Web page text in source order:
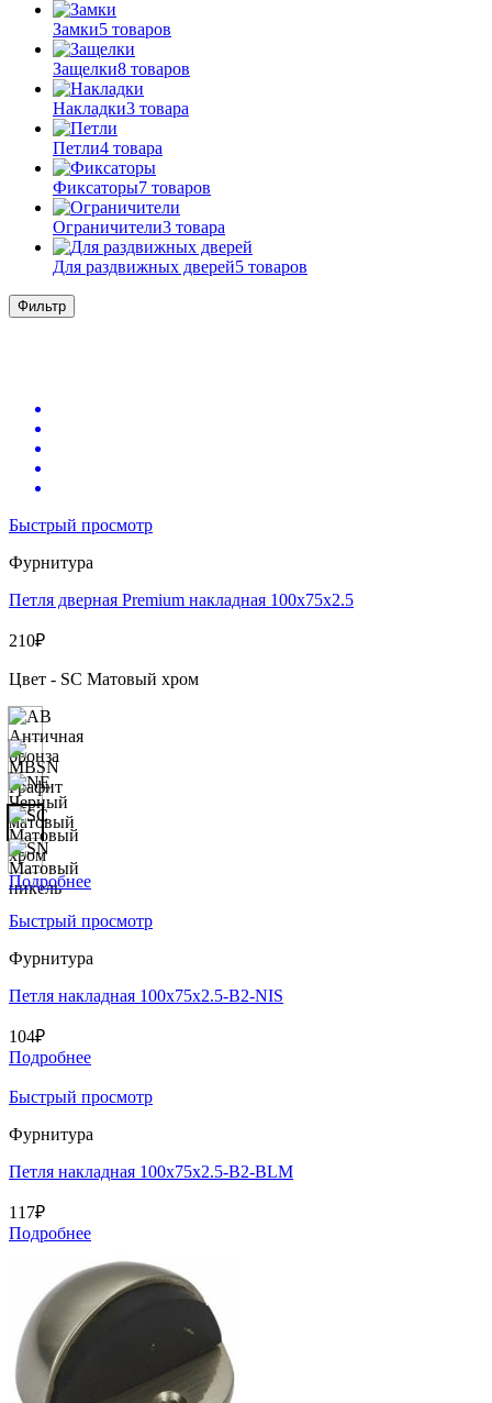
Замки5 товаров
Защелки8 товаров
Накладки3 товара
Петли4 товара
Фиксаторы7 товаров
Ограничители3 товара
Для раздвижных дверей5 товаров
Фильтр
Быстрый просмотр
Фурнитура
Петля дверная Premium накладная 100х75х2.5
210₽
Цвет - SC Матовый хром
Подробнее
Быстрый просмотр
Фурнитура
Петля накладная 100х75х2.5-B2-NIS
104₽
Подробнее
Быстрый просмотр
Фурнитура
Петля накладная 100х75х2.5-B2-BLM
117₽
Подробнее